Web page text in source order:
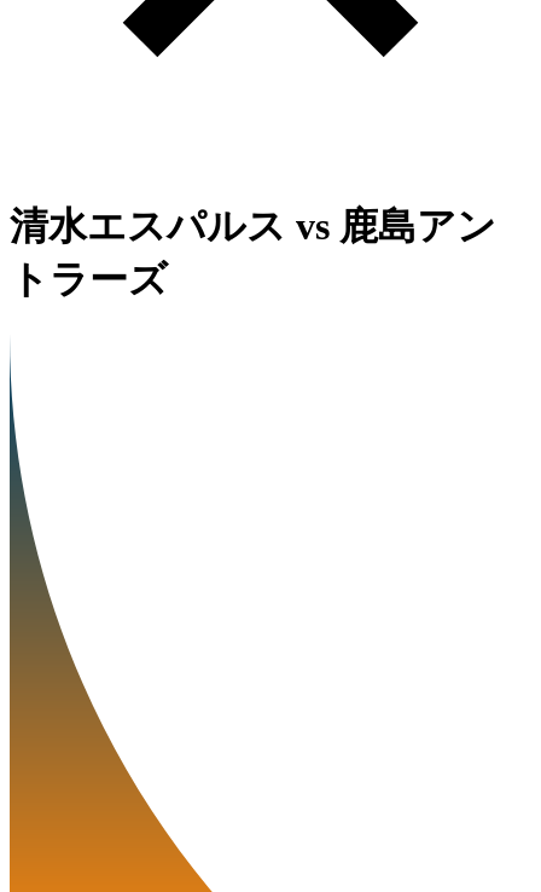
清水エスパルス vs 鹿島アン
トラーズ